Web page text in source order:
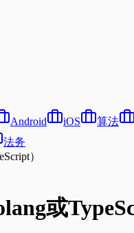
Android iOS 算法
法务
）
或